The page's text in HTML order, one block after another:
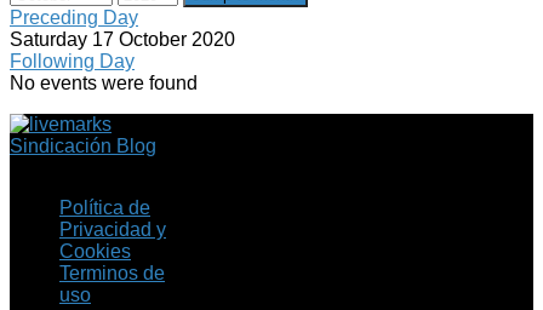
Preceding Day
Saturday 17 October 2020
Following Day
No events were found
Sindicación Blog
Política de
Privacidad y
Cookies
Terminos de
uso